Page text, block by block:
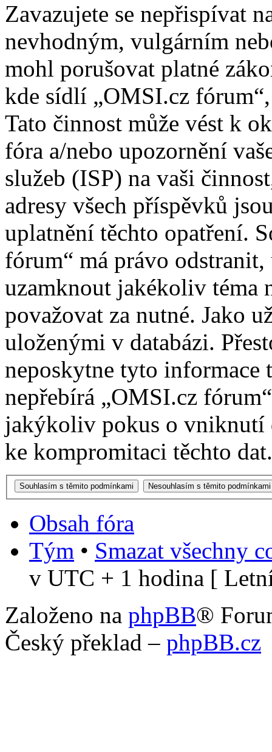
Zavazujete se nepřispívat
nevhodným, vulgárním
mohl porušovat platné
kde sídlí „OMSI.cz
Tato činnost může vést k
fóra a/nebo upozornění
služeb (ISP) na vaši
adresy všech příspěvků
uplatnění těchto opatření.
fórum“ má právo
uzamknout jakékoliv téma
považovat za nutné. Jako
uloženými v databázi.
neposkytne tyto informace
nepřebírá „OMSI.cz
jakýkoliv pokus o vniknutí
ke kompromitaci těchto dat.
Obsah fóra
Tým • Smazat všechny
v UTC + 1 hodina [
Založeno na phpBB®
Český překlad – phpBB.cz